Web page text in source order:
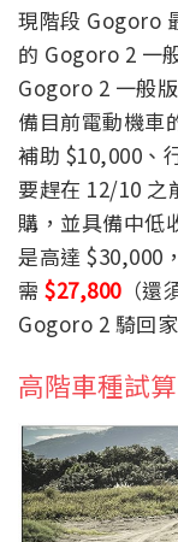
現階段 Gogoro
的 Gogoro 2 一
Gogoro 2 一般
備目前電動機車
補助 $10,000、
要趕在 12/10 之
購，並具備中低
是高達 $30,000
需 $27,800（還
Gogoro 2 騎回家
高階車種試算